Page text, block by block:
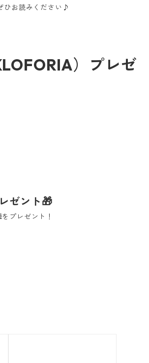
ひお読みください♪
）プレゼ
ゼント🎁
プレゼント！